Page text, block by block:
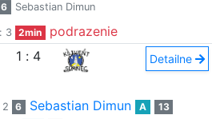
6 Sebastian Dimun
3 2min
podrazenie
1 : 4 Detailne
2 6 Sebastian Dimun A
13